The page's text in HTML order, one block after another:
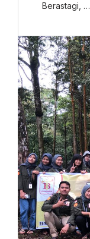
Berastagi, …